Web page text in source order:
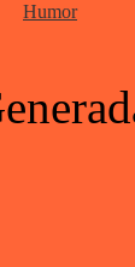
Humor